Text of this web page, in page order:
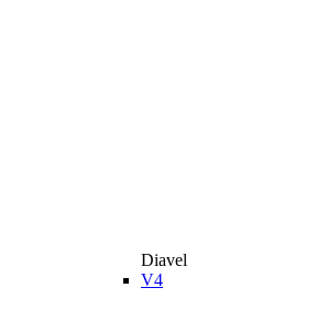
Diavel
V4